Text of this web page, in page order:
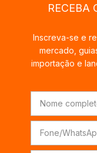
RECEBA
Inscreva-se e
mercado,
importação e